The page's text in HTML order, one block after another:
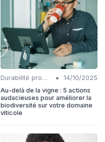
Durabilité production •
14/10/2025
Au-delà de la vigne : 5 actions
audacieuses pour améliorer la
biodiversité sur votre domaine
viticole